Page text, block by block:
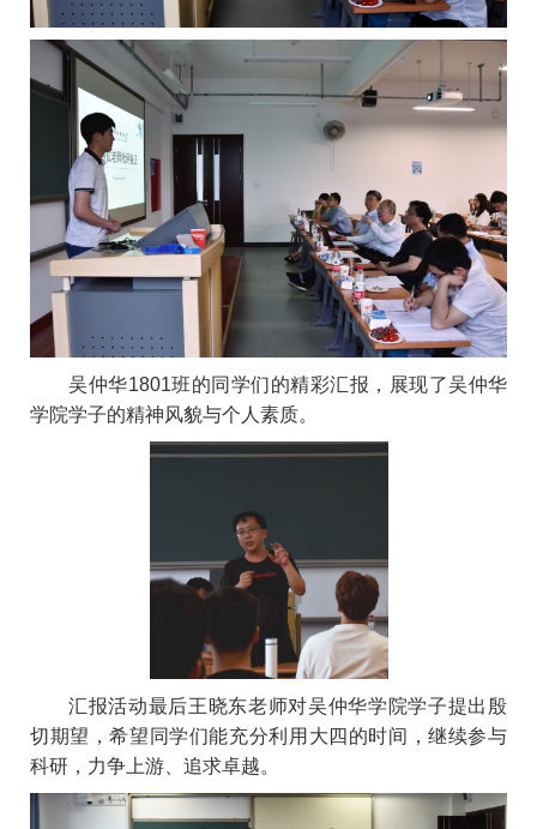
吴仲华1801班的同学们的精彩汇报，展现了吴仲华
学院学子的精神风貌与个人素质。
汇报活动最后王晓东老师对吴仲华学院学子提出殷
切期望，希望同学们能充分利用大四的时间，继续参与
科研，力争上游、追求卓越。